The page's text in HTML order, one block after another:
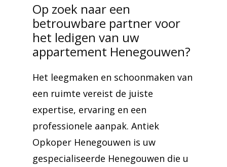
Op zoek naar een
betrouwbare partner voor
het ledigen van uw
appartement Henegouwen?
Het leegmaken en schoonmaken van
een ruimte vereist de juiste
expertise, ervaring en een
professionele aanpak. Antiek
Opkoper Henegouwen is uw
gespecialiseerde Henegouwen die u